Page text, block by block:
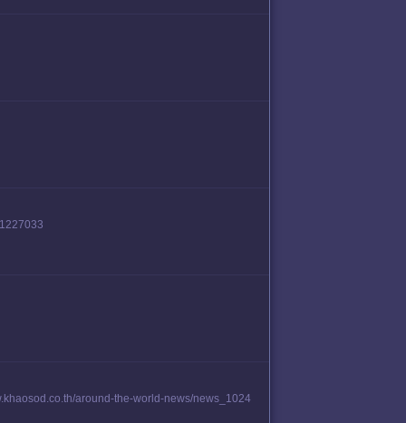
around-the-world-news/news_1024